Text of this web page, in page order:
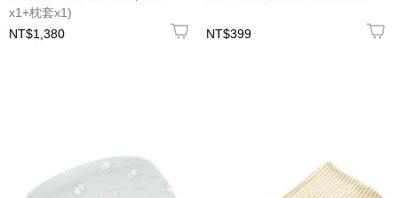
x1+枕套x1)
NT$1,380
NT$399